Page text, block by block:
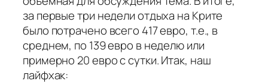
за первые три недели отдыха на Крите
было потрачено всего 417 евро, т.е., в
среднем, по 139 евро в неделю или
примерно 20 евро с сутки. Итак, наш
лайфхак: